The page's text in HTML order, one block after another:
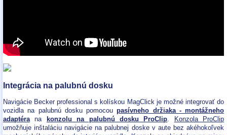
Integrácia na palubnú dosku
Navigácie Becker professional s kolískou MagClick je možné integrovať do
vozidla na palubnú dosku pomocoupasívneho držiaka - montážneho
adaptérana konzolu na palubnú dosku ProClip.
Konzola ProClip
umožňuje inštaláciu navigácie na palubnej doske v aute bez akéhokoľvek